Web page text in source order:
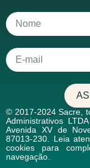
© 2017-2024 Sacre,
Administrativos
Avenida XV de
87013-230. Leia
cookies para
navegação.